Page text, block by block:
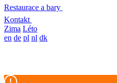
Restaurace a bary
Kontakt
Zima Léto
en de pl nl dk